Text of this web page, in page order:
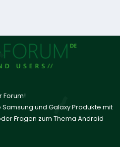
Forum!
und Galaxy Produkte mit
Fragen zum Thema Android